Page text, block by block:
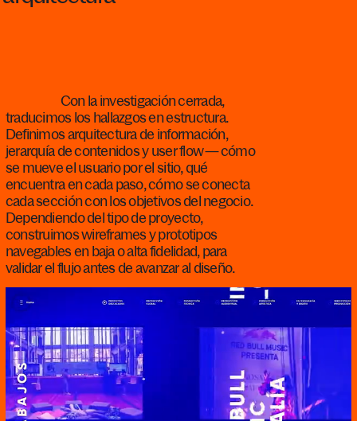
Con la investigación cerrada,
traducimos los hallazgos en estructura.
Definimos arquitectura de información,
jerarquía de contenidos y user flow — cómo
se mueve el usuario por el sitio, qué
encuentra en cada paso, cómo se conecta
cada sección con los objetivos del negocio.
Dependiendo del tipo de proyecto,
construimos wireframes y prototipos
navegables en baja o alta fidelidad, para
validar el flujo antes de avanzar al diseño.